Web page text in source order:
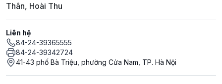
Thân, Hoài Thu
Liên hệ
84-24-39365555
84-24-39342724
41-43 phố Bà Triệu, phường Cửa Nam, TP. Hà Nội